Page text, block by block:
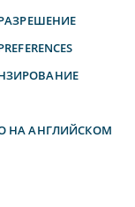
НА АНГЛИЙСКОМ